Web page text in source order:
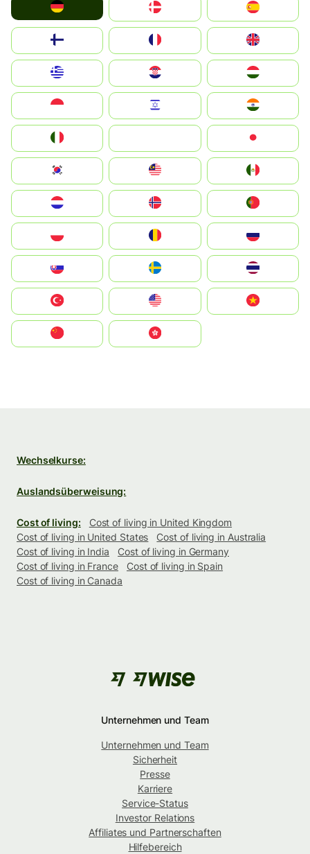
Deutschland
United Kingdom
Magyarország
South Korea
United States
中國香港特別行政區
Wechselkurse:
Auslandsüberweisung:
Cost of living:
Cost of living in United Kingdom
Cost of living in United States
Cost of living in Australia
Cost of living in India
Cost of living in Germany
Cost of living in France
Cost of living in Spain
Cost of living in Canada
Unternehmen und Team
Unternehmen und Team
Sicherheit
Presse
Karriere
Service-Status
Investor Relations
Affiliates und Partnerschaften
Hilfebereich